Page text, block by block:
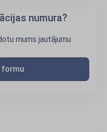
numura?
mums jautājumu